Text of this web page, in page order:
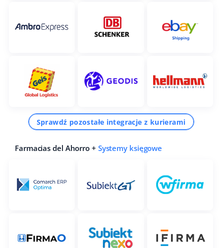
Sprawdź pozostałe integracje z kurierami
Farmacias del Ahorro + Systemy księgowe